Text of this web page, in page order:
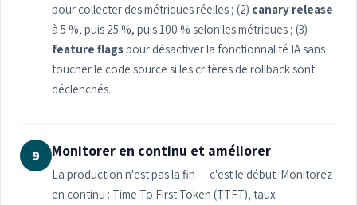
pour collecter des métriques réelles ; (2) canary release
à 5 %, puis 25 %, puis 100 % selon les métriques ; (3)
feature flags pour désactiver la fonctionnalité IA sans
toucher le code source si les critères de rollback sont
déclenchés.
9 Monitorer en continu et améliorer
La production n'est pas la fin — c'est le début. Monitorez
en continu : Time To First Token (TTFT), taux